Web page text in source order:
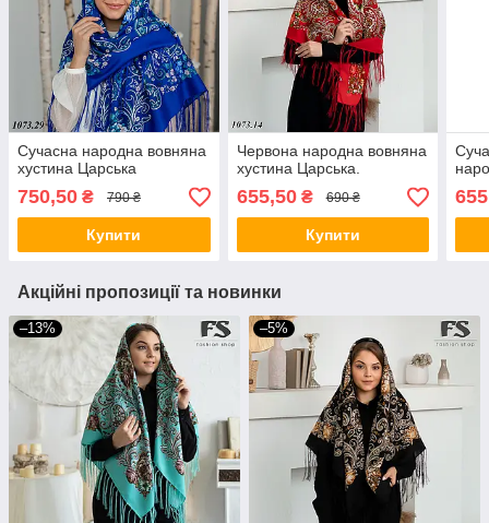
Сучасна народна вовняна
хустина Царська
750,50 ₴ 790 ₴
Купити
Червона народна вовняна
хустина Царська.
655,50₴ 690 ₴
Купити
Акційні пропозиції та новинки
–13% –5%